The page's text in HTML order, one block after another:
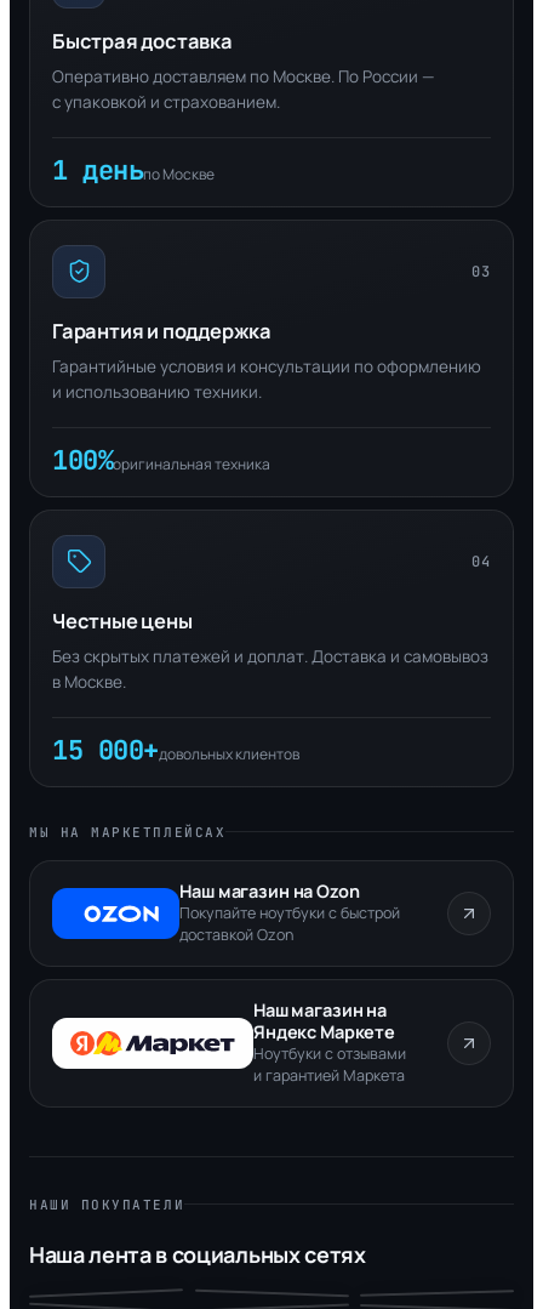
Быстрая доставка
Оперативно доставляем по Москве. По России —
с упаковкой и страхованием.
1 деньпо Москве
03
Гарантия и поддержка
Гарантийные условия и консультации по оформлению
и использованию техники.
100%оригинальная техника
04
Честные цены
Без скрытых платежей и доплат. Доставка и самовывоз
в Москве.
15 000+довольных клиентов
МЫ НА МАРКЕТПЛЕЙСАХ
Наш магазин на Ozon
Покупайте ноутбуки с быстрой
доставкой Ozon
Наш магазин на
Яндекс Маркете
Ноутбуки с отзывами
и гарантией Маркета
НАШИ ПОКУПАТЕЛИ
Наша лента в социальных сетях